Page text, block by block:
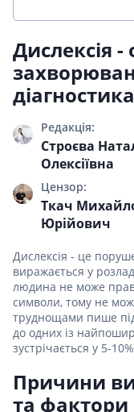
Дислексія -
Редакція:
Строєва
Олексіївна
Цензор:
Ткач
Юрійович
Дислексія - це
виражається у
людина не може
символи, тому не
труднощами пише під
до одних із
зустрічається у 5-
Причини
та